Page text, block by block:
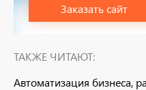
Заказать сайт
ТАКЖЕ ЧИТАЮТ:
Автоматизация бизнеса,